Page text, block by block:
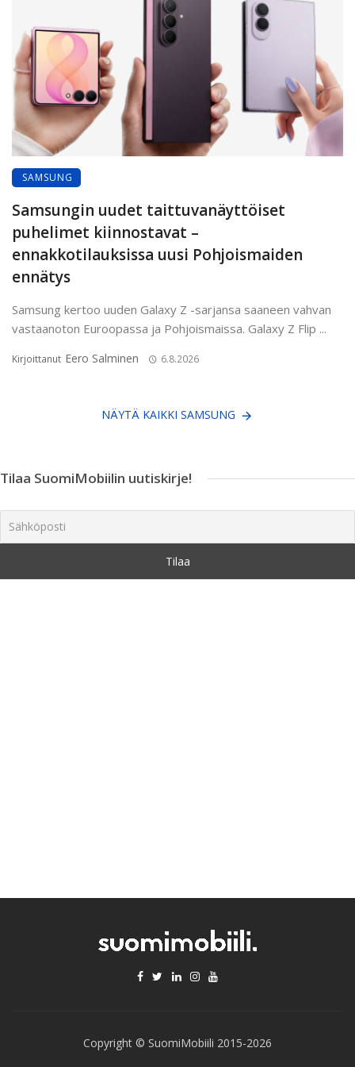
SAMSUNG
Samsungin uudet taittuvanäyttöiset
puhelimet kiinnostavat –
ennakkotilauksissa uusi Pohjoismaiden
ennätys
Samsung kertoo uuden Galaxy Z -sarjansa saaneen vahvan
vastaanoton Euroopassa ja Pohjoismaissa. Galaxy Z Flip ...
Kirjoittanut Eero Salminen 6.8.2026
NÄYTÄ KAIKKI SAMSUNG
Tilaa SuomiMobiilin uutiskirje!
Copyright © SuomiMobiili 2015-2026